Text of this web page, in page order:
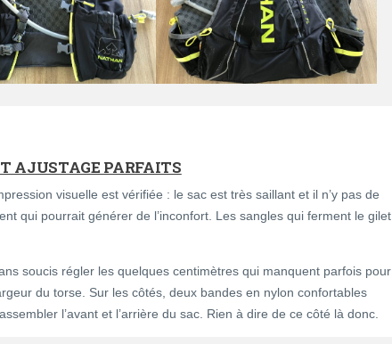
AJUSTAGE PARFAITS
visuelle est vérifiée : le sac est très saillant et il n’y pas de
qui pourrait générer de l’inconfort. Les sangles qui ferment le gilet
soucis régler les quelques centimètres qui manquent parfois pour
du torse. Sur les côtés, deux bandes en nylon confortables
l’avant et l’arrière du sac. Rien à dire de ce côté là donc.